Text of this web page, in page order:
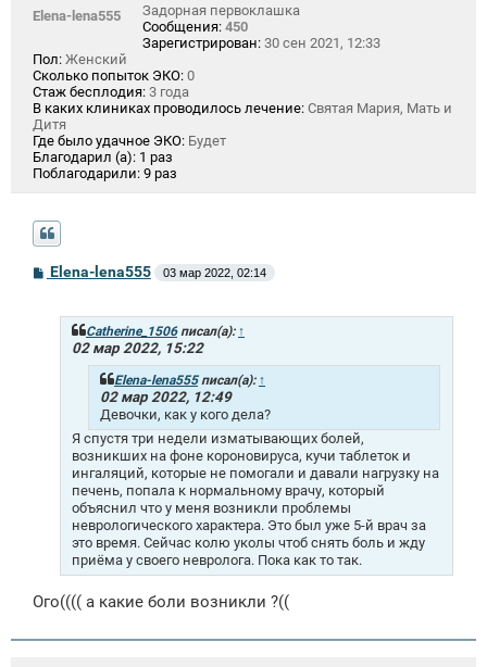
Elena-lena555
Задорная первоклашка
Сообщения: 450
Зарегистрирован: 30 сен 2021, 12:33
Пол: Женский
Сколько попыток ЭКО: 0
Стаж бесплодия: 3 года
В каких клиниках проводилось лечение: Святая Мария, Мать и
Дитя
Где было удачное ЭКО: Будет
Благодарил (а): 1 раз
Поблагодарили: 9 раз
С
о
Elena-lena555 03 мар 2022, 02:14
Catherine_1506писал(а): ↑
02 мар 2022, 15:22
Elena-lena555писал(а): ↑
02 мар 2022, 12:49
Девочки, как у кого дела?
Я спустя три недели изматывающих болей,
возникших на фоне короновируса, кучи таблеток и
ингаляций, которые не помогали и давали нагрузку на
печень, попала к нормальному врачу, который
объяснил что у меня возникли проблемы
неврологического характера. Это был уже 5-й врач за
это время. Сейчас колю уколы чтоб снять боль и жду
приёма у своего невролога. Пока как то так.
Ого(((( а какие боли возникли ?((